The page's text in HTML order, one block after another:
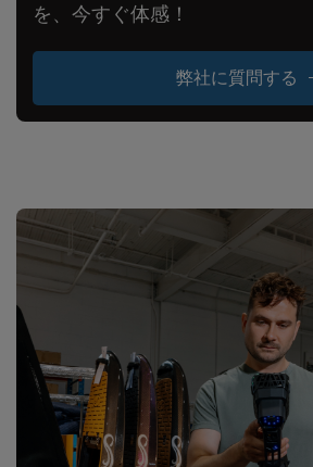
を、今すぐ体感！
弊社に質問する